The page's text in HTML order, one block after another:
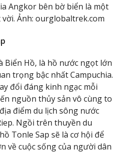
Angkor bên bờ biển là một
Ảnh: ourglobaltrek.com
Biển Hồ, là hồ nước ngọt lớn
trọng bậc nhất Campuchia.
đổi đáng kinh ngạc mỗi
nguồn thủy sản vô cùng to
điểm du lịch sông nước
Ngồi trên thuyền du
Tonle Sap sẽ là cơ hội để
về cuộc sống của người dân